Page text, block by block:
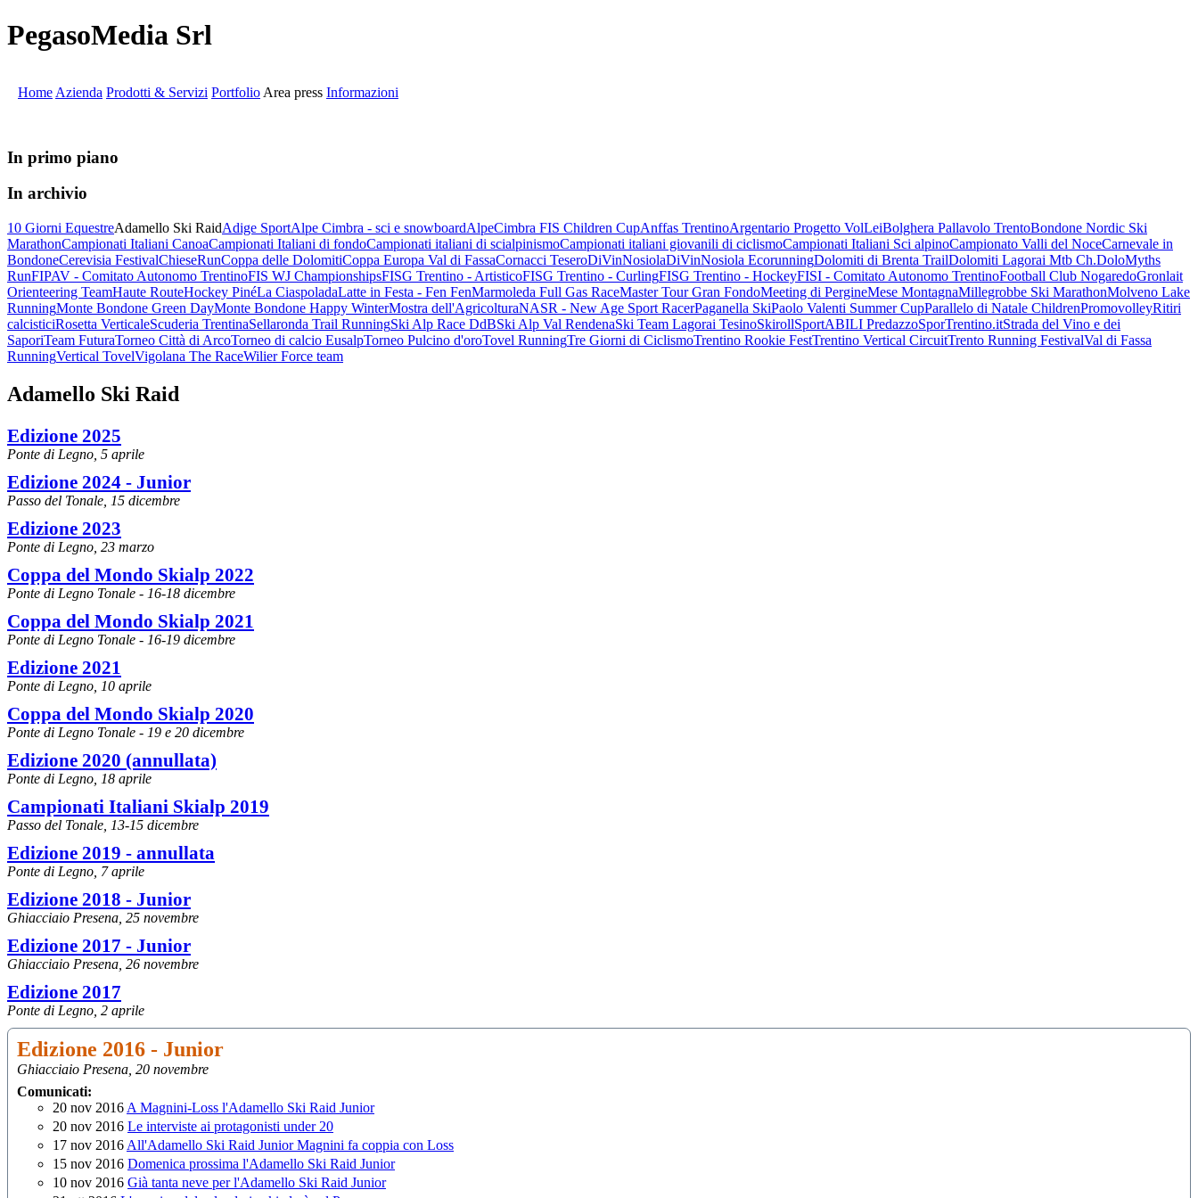
PegasoMedia Srl
Home Azienda Prodotti & Servizi Portfolio Area press Informazioni
In primo piano
In archivio
10 Giorni EquestreAdamello Ski RaidAdige SportAlpe Cimbra - sci e snowboardAlpeCimbra FIS Children CupAnffas TrentinoArgentario Progetto VolLeiBolghera Pallavolo TrentoBondone Nordic Ski
MarathonCampionati Italiani CanoaCampionati Italiani di fondoCampionati italiani di scialpinismoCampionati italiani giovanili di ciclismoCampionati Italiani Sci alpinoCampionato Valli del NoceCarnevale in
BondoneCerevisia FestivalChieseRunCoppa delle DolomitiCoppa Europa Val di FassaCornacci TeseroDiVinNosiolaDiVinNosiola EcorunningDolomiti di Brenta TrailDolomiti Lagorai Mtb Ch.DoloMyths
RunFIPAV - Comitato Autonomo TrentinoFIS WJ ChampionshipsFISG Trentino - ArtisticoFISG Trentino - CurlingFISG Trentino - HockeyFISI - Comitato Autonomo TrentinoFootball Club NogaredoGronlait
Orienteering TeamHaute RouteHockey PinéLa CiaspoladaLatte in Festa - Fen FenMarmoleda Full Gas RaceMaster Tour Gran FondoMeeting di PergineMese MontagnaMillegrobbe Ski MarathonMolveno Lake
RunningMonte Bondone Green DayMonte Bondone Happy WinterMostra dell'AgricolturaNASR - New Age Sport RacerPaganella SkiPaolo Valenti Summer CupParallelo di Natale ChildrenPromovolleyRitiri
calcisticiRosetta VerticaleScuderia TrentinaSellaronda Trail RunningSki Alp Race DdBSki Alp Val RendenaSki Team Lagorai TesinoSkirollSportABILI PredazzoSporTrentino.itStrada del Vino e dei
SaporiTeam FuturaTorneo Città di ArcoTorneo di calcio EusalpTorneo Pulcino d'oroTovel RunningTre Giorni di CiclismoTrentino Rookie FestTrentino Vertical CircuitTrento Running FestivalVal di Fassa
RunningVertical TovelVigolana The RaceWilier Force team
Adamello Ski Raid
Edizione 2025
Ponte di Legno, 5 aprile
Edizione 2024 - Junior
Passo del Tonale, 15 dicembre
Edizione 2023
Ponte di Legno, 23 marzo
Coppa del Mondo Skialp 2022
Ponte di Legno Tonale - 16-18 dicembre
Coppa del Mondo Skialp 2021
Ponte di Legno Tonale - 16-19 dicembre
Edizione 2021
Ponte di Legno, 10 aprile
Coppa del Mondo Skialp 2020
Ponte di Legno Tonale - 19 e 20 dicembre
Edizione 2020 (annullata)
Ponte di Legno, 18 aprile
Campionati Italiani Skialp 2019
Passo del Tonale, 13-15 dicembre
Edizione 2019 - annullata
Ponte di Legno, 7 aprile
Edizione 2018 - Junior
Ghiacciaio Presena, 25 novembre
Edizione 2017 - Junior
Ghiacciaio Presena, 26 novembre
Edizione 2017
Ponte di Legno, 2 aprile
Edizione 2016 - Junior
Ghiacciaio Presena, 20 novembre
Comunicati:
20 nov 2016 A Magnini-Loss l'Adamello Ski Raid Junior
20 nov 2016 Le interviste ai protagonisti under 20
17 nov 2016 All'Adamello Ski Raid Junior Magnini fa coppia con Loss
15 nov 2016 Domenica prossima l'Adamello Ski Raid Junior
10 nov 2016 Già tanta neve per l'Adamello Ski Raid Junior